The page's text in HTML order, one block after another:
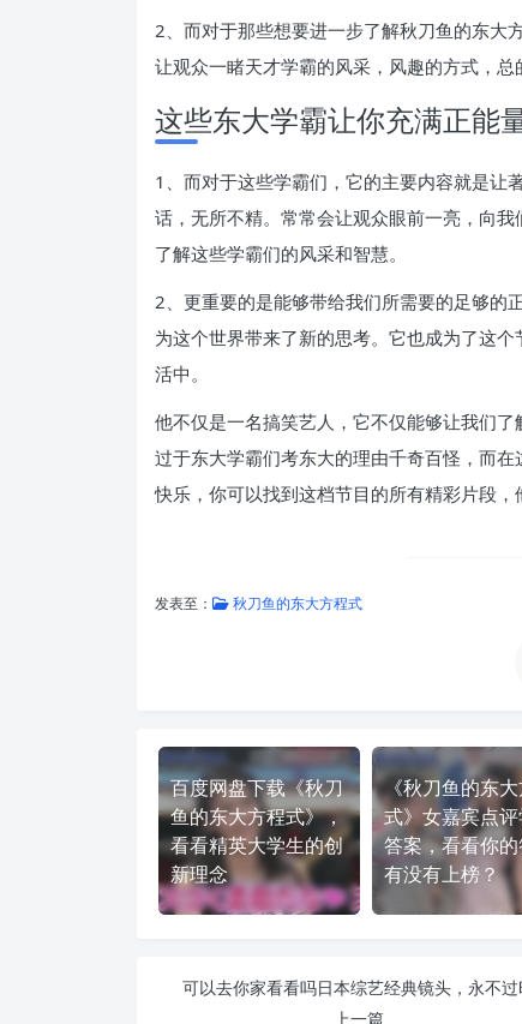
2、而对于那些想要进一步了解秋刀鱼的东大
让观众一睹天才学霸的风采，风趣的方式，总
这些东大学霸让你充满正能
1、而对于这些学霸们，它的主要内容就是让
话，无所不精。常常会让观众眼前一亮，向
了解这些学霸们的风采和智慧。
2、更重要的是能够带给我们所需要的足够的
为这个世界带来了新的思考。它也成为了这
活中。
他不仅是一名搞笑艺人，它不仅能够让我们
过于东大学霸们考东大的理由千奇百怪，而
快乐，你可以找到这档节目的所有精彩片段，
发表至： 秋刀鱼的东大方程式
百度网盘下载《秋刀
鱼的东大方程式》，
看看精英大学生的创
新理念
《秋刀鱼的东
式》女嘉宾点
答案，看看你
有没有上榜？
可以去你家看看吗日本综艺经典镜头，永不
上一篇